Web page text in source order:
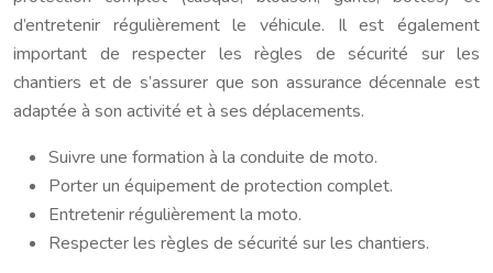
d’entretenir régulièrement le véhicule. Il est également
important de respecter les règles de sécurité sur les
chantiers et de s’assurer que son assurance décennale est
adaptée à son activité et à ses déplacements.
Suivre une formation à la conduite de moto.
Porter un équipement de protection complet.
Entretenir régulièrement la moto.
Respecter les règles de sécurité sur les chantiers.